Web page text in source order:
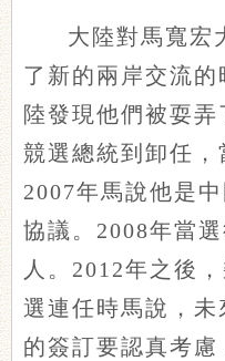
大陸對馬寬宏
了新的兩岸交流
陸發現他們被耍
競選總統到卸任，
2007年馬說他是
協議。2008年當
人。2012年之後
選連任時馬說，
的簽訂要認真考